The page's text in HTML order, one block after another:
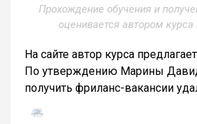
Прохождение обучения и
оценивается автором курса
На сайте автор курса
По утверждению Марины
получить фриланс-вакансии